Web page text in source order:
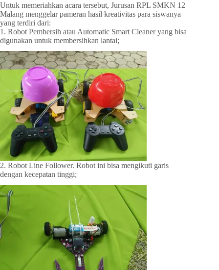
Untuk memeriahkan acara tersebut, Jurusan RPL SMKN 12
Malang menggelar pameran hasil kreativitas para siswanya
yang terdiri dari:
1. Robot Pembersih atau Automatic Smart Cleaner yang bisa
digunakan untuk membersihkan lantai;
2. Robot Line Follower. Robot ini bisa mengikuti garis
dengan kecepatan tinggi;